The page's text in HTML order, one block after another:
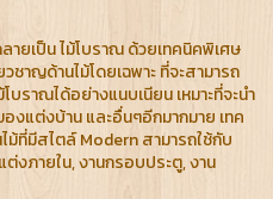
ลายเป็น ไม้โบราณ ด้วยเทคนิคพิเศษ
ชาญด้านไม้โดยเฉพาะ ที่จะสามารถ
บราณได้อย่างแนบเนียน เหมาะที่จะนำ
งแต่งบ้าน และอื่นๆอีกมากมาย เทค
ม้ที่มีสไตล์ Modern สามารถใช้กับ
งภายใน, งานกรอบประตู, งาน